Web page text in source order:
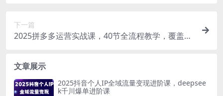
下一篇
2025拼多多运营实战课，40节全流程教学，覆盖拼
文章展示
2025抖音个人IP全域流量变现进阶课，deepsee
k千川爆单进阶课